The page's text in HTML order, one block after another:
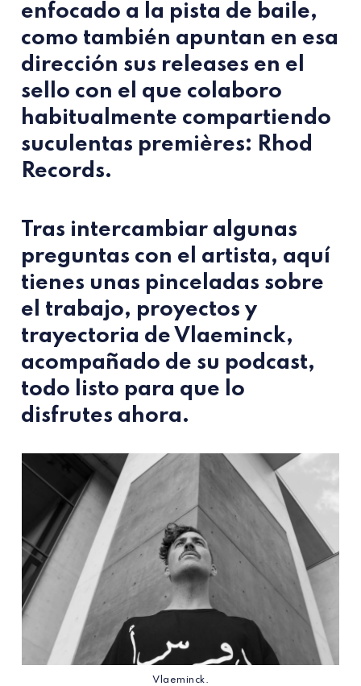
enfocado a la pista de baile,
como también apuntan en esa
dirección sus releases en el
sello con el que colaboro
habitualmente compartiendo
suculentas premières: Rhod
Records.
Tras intercambiar algunas
preguntas con el artista, aquí
tienes unas pinceladas sobre
el trabajo, proyectos y
trayectoria de Vlaeminck,
acompañado de su podcast,
todo listo para que lo
disfrutes ahora.
Vlaeminck.